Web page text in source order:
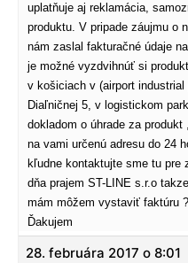
uplatňuje aj reklamácia,
produktu. V pripade záujmu o
nám zaslal fakturačné údaje
je možné vyzdvihnúť si
v košiciach v (airport
Diaľničnej 5, v logistickom
dokladom o úhrade za
na vami určenú adresu do 24
kľudne kontaktujte sme tu
dňa prajem ST-LINE s.r.o
mám môžem vystaviť faktúru
Ďakujem
28. februára 2017 o 8:01